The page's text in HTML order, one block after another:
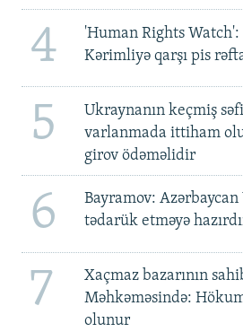
4
'Human Rights
Kərimliyə qarşı pis
5
Ukraynanın keçmiş
varlanmada ittiham
girov ödəməlidir
6
Bayramov:
tədarük etməyə
7
Xaçmaz bazarının
Məhkəməsində:
olunur